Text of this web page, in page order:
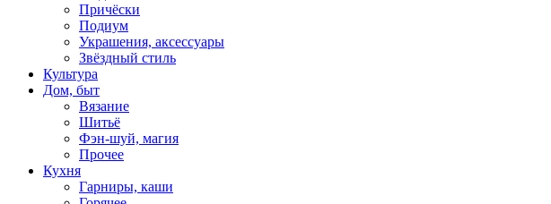
Причёски
Подиум
Украшения, аксессуары
Звёздный стиль
Культура
Дом, быт
Вязание
Шитьё
Фэн-шуй, магия
Прочее
Кухня
Гарниры, каши